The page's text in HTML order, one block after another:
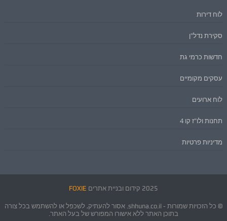
לוח דירות
סקירת נדל"ן
חדשות כרמי גת
עסקים מקומיים
לוח ארועים
תחנות ולו"ז קו 4
מדיניות פרטיות
2025 קידום ובניית אתרים FOXIE
© כל הזכויות שמורות - shhuna.co.il. אסור להעתיק, לשכפל או להשתמש בכל צורה
בתוכן האתר ללא אישורו המפורש של בעל האתר.